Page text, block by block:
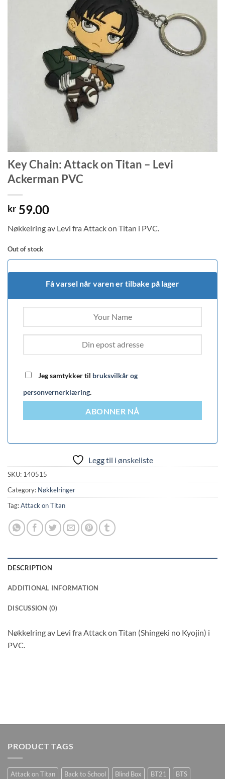
Key Chain: Attack on Titan – Levi
Ackerman PVC
kr 59.00
Nøkkelring av Levi fra Attack on Titan i PVC.
Out of stock
Få varsel når varen er tilbake på lager
Jeg samtykker til bruksvilkår og
personvernerklæring.
ABONNER NÅ
Legg til i ønskeliste
SKU: 140515
Category: Nøkkelringer
Tag:Attack on Titan
DESCRIPTION
ADDITIONAL INFORMATION
DISCUSSION (0)
Nøkkelring av Levi fra Attack on Titan (Shingeki no Kyojin) i
PVC.
PRODUCT TAGS
Attack on Titan Back to School Blind Box BT21
BTS